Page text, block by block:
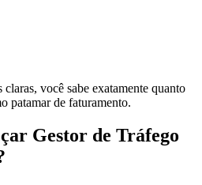
você sabe exatamente quanto
patamar de faturamento.
Gestor de Tráfego